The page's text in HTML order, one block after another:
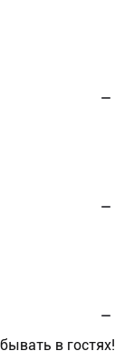
в гостях!